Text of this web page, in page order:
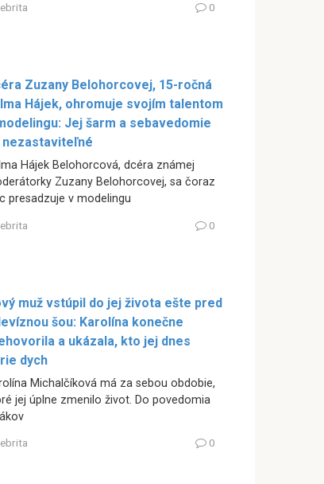
0
Zuzany Belohorcovej, 15-ročná
Hájek, ohromuje svojím talentom
Jej šarm a sebavedomie
nezastaviteľné
Hájek Belohorcová, dcéra známej
Zuzany Belohorcovej, sa čoraz
presadzuje v modelingu
0
muž vstúpil do jej života ešte pred
šou: Karolína konečne
a ukázala, kto jej dnes
dych
Michalčíková má za sebou obdobie,
jej úplne zmenilo život. Do povedomia
0